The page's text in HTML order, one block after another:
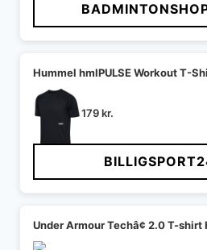
Hummel hmlPULSE Workout T-
179kr.
Under Armour Techâ¢ 2.0 T-shirt